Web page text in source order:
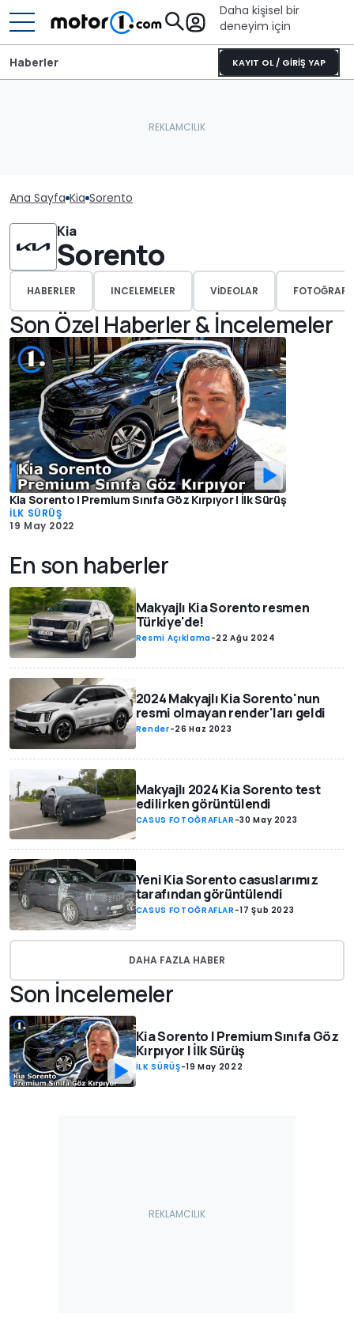
Daha kişisel bir
deneyim için
KAYIT OL / GİRİŞ YAP
Haberler
Ana Sayfa Kia Sorento
Kia
Sorento
HABERLER INCELEMELER VIDEOLAR
Son Özel Haberler & İncelemeler
Kia Sorento | Premium Sınıfa Göz Kırpıyor | İlk Sürüş
İLK SÜRÜŞ
19 May 2022
En son haberler
Makyajlı Kia Sorento resmen
Türkiye'de!
Resmi Açıklama-22 Ağu 2024
2024 Makyajlı Kia Sorento'nun
resmi olmayan render'ları geldi
Render-26 Haz 2023
Makyajlı 2024 Kia Sorento test
edilirken görüntülendi
CASUS FOTOĞRAFLAR -30 May 2023
Yeni Kia Sorento casuslarımız
tarafından görüntülendi
CASUS FOTOĞRAFLAR -17 Şub 2023
DAHA FAZLA HABER
Son İncelemeler
Kia Sorento | Premium Sınıfa Göz
Kırpıyor | İlk Sürüş
İLK SÜRÜŞ-19 May 2022